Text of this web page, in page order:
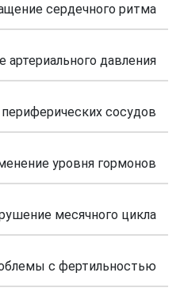
сердечного ритма
давления
сосудов
уровня гормонов
месячного цикла
с фертильностью